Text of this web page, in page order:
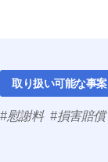
取り扱い可能な事案
慰謝料 損害賠償